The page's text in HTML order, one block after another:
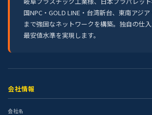
国NPC・GOLD LINE・台湾新台、東南アジ
まで強固なネットワークを構築。独自の仕
最安値水準を実現します。
会社情報
会社名